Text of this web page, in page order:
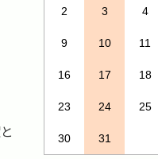
2 3 4
9 10 11
16 17 18
23 24 25
30 31